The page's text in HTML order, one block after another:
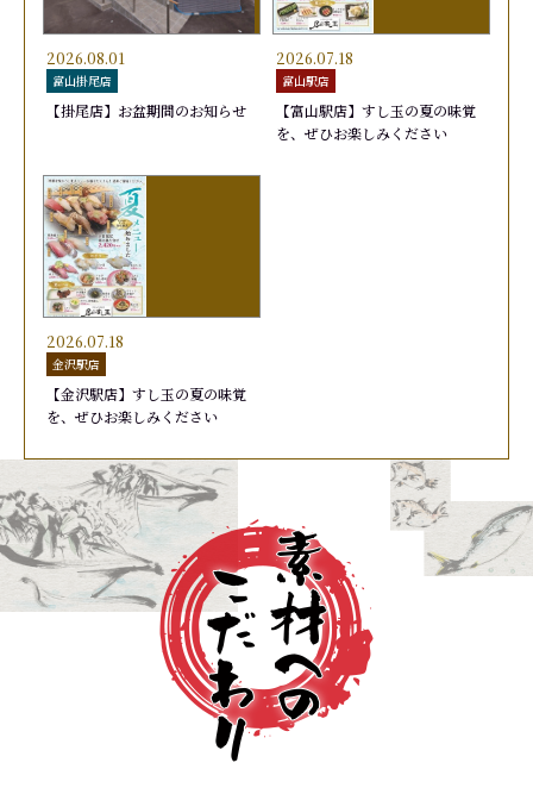
440円
1,760円
2026.08.01
富山掛尾店
【掛尾店】お盆期間のお知らせ
2026.07.18
富山駅店
【富山駅店】すし玉の夏の味覚
を、ぜひお楽しみください
2026.07.18
金沢駅店
【金沢駅店】すし玉の夏の味覚
を、ぜひお楽しみください